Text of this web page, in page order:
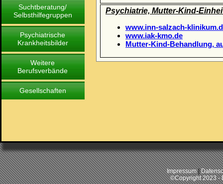
Suchtberatung/
Selbsthilfegruppen
Psychiatrische
Krankheitsbilder
Weitere
Berufsverbände
Gesellschaften
Psychiatrie, Mutter-Kind-
www.inn-salzach-
www.iak-kmo.de
Mutter-Kind-Behandlung,
Impressum|
©Copyright 2023 -